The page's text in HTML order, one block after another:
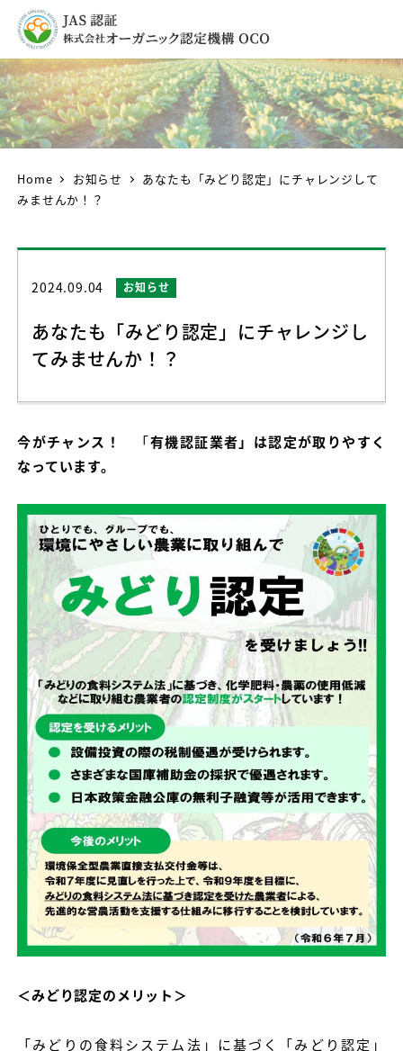
Home お知らせ
あなたも「みどり認定」にチャレンジして
みませんか！？
あなたも「みどり認定」にチャレンジし
てみませんか！？
投稿日
2024.09.04 カテゴリー
お知らせ
今がチャンス！ 「有機認証業者」は認定が取りやすく
なっています。
＜みどり認定のメリット＞
「みどりの食料システム法」に基づく「みどり認定」